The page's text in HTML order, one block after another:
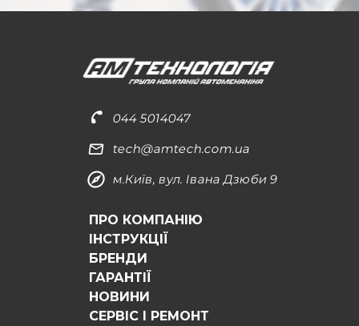
044 5014047
tech@amtech.com.ua
м.Київ, вул. Івана Дзюби 9
ПРО КОМПАНІЮ
ІНСТРУКЦІЇ
БРЕНДИ
ГАРАНТІЇ
НОВИНИ
СЕРВІС І РЕМОНТ